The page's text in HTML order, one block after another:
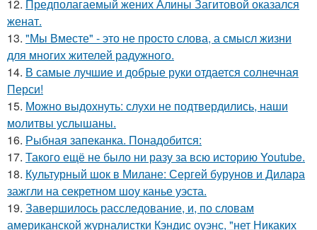
12. Предполагаемый жених Алины Загитовой оказался
женат.
13. "Мы Вместе" - это не просто слова, а смысл жизни
для многих жителей радужного.
14. В самые лучшие и добрые руки отдается солнечная
Перси!
15. Можно выдохнуть: слухи не подтвердились, наши
молитвы услышаны.
16. Рыбная запеканка. Понадобится:
17. Такого ещё не было ни разу за всю историю Youtube.
18. Культурный шок в Милане: Сергей бурунов и Дилара
зажгли на секретном шоу канье уэста.
19. Завершилось расследование, и, по словам
американской журналистки Кэндис оуэнс, "нет Никаких